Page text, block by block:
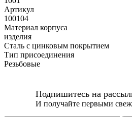
Артикул
100104
Материал корпуса
изделия
Сталь с цинковым покрытием
Тип присоединения
Резьбовые
Подпишитесь на
И получайте первыми